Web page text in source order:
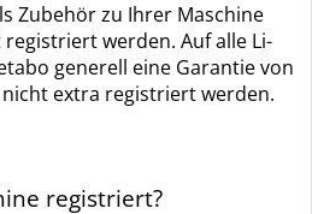
Zubehör zu Ihrer Maschine
werden. Auf alle Li-
generell eine Garantie von
nicht extra registriert werden.
registriert?